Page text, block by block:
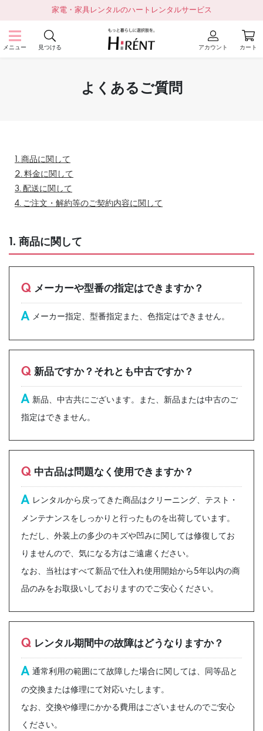
家電・家具レンタルのハートレンタルサービス
メニュー 見つける アカウント カート
よくあるご質問
1. 商品に関して
2. 料金に関して
3. 配送に関して
4. ご注文・解約等のご契約内容に関して
1. 商品に関して
Q メーカーや型番の指定はできますか？
A メーカー指定、型番指定また、色指定はできません。
Q 新品ですか？それとも中古ですか？
A 新品、中古共にございます。また、新品または中古のご
指定はできません。
Q 中古品は問題なく使用できますか？
A レンタルから戻ってきた商品はクリーニング、テスト・
メンテナンスをしっかりと行ったものを出荷しています。
ただし、外装上の多少のキズや凹みに関しては修復してお
りませんので、気になる方はご遠慮ください。
なお、当社はすべて新品で仕入れ使用開始から5年以内の商
品のみをお取扱いしておりますのでご安心ください。
Q レンタル期間中の故障はどうなりますか？
A 通常利用の範囲にて故障した場合に関しては、同等品と
の交換または修理にて対応いたします。
なお、交換や修理にかかる費用はございませんのでご安心
ください。